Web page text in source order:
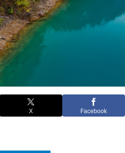
X Facebook